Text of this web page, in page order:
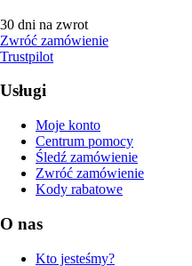
30 dni na zwrot
Zwróć zamówienie
Trustpilot
Usługi
Moje konto
Centrum pomocy
Śledź zamówienie
Zwróć zamówienie
Kody rabatowe
O nas
Kto jesteśmy?